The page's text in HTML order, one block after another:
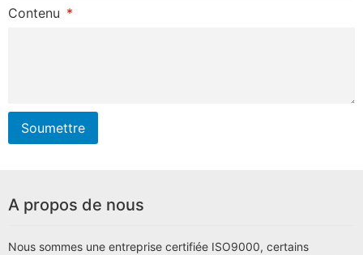
Contenu
Soumettre
A propos de nous
Nous sommes une entreprise certifiée ISO9000, certains